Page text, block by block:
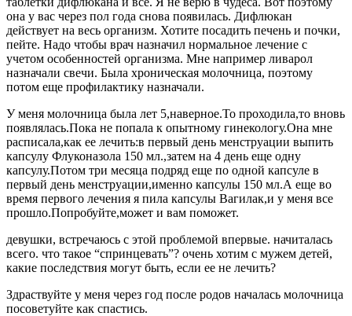
она у вас через пол года снова появилась. Дифлюкан
действует на весь организм. Хотите посадить печень и почки,
пейте. Надо чтобы врач назначил нормальное лечение с
учетом особенностей организма. Мне например ливарол
назначали свечи. Была хроническая молочница, поэтому
потом еще профилактику назначали.
У меня молочница была лет 5,наверное.То проходила,то вновь
появлялась.Пока не попала к опытному гинекологу.Она мне
расписала,как ее лечить:в первый день менструации выпить
капсулу Флуконазола 150 мл.,затем на 4 день еще одну
капсулу.Потом три месяца подряд еще по одной капсуле в
первый день менструации,именно капсулы 150 мл.А еще во
время первого лечения я пила капсулы Вагилак,и у меня все
прошло.Попробуйте,может и вам поможет.
девушки, встречаюсь с этой проблемой впервые. начиталась
всего. что такое “спринцевать”? очень хотим с мужем детей,
какие последствия могут быть, если ее не лечить?
Здраствуйте у меня через год после родов началась молочница
посоветуйте как спастись.